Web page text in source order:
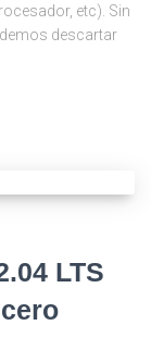
etc). Sin
descartar
LTS